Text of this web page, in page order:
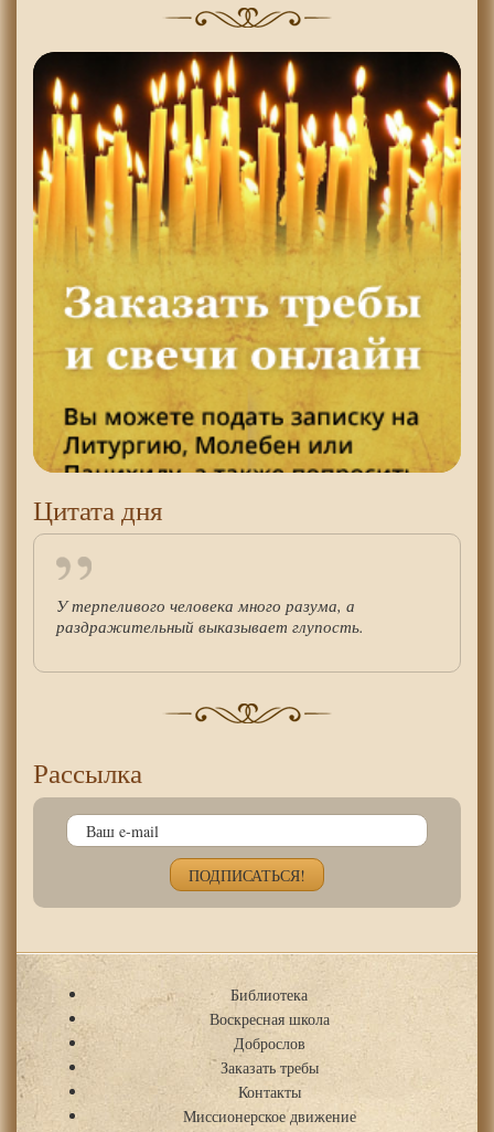
Цитата дня
У терпеливого человека много разума, а
раздражительный выказывает глупость.
Рассылка
Библиотека
Воскресная школа
Доброслов
Заказать требы
Контакты
Миссионерское движение